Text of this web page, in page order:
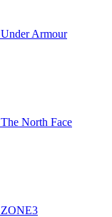
Under Armour
The North Face
ZONE3